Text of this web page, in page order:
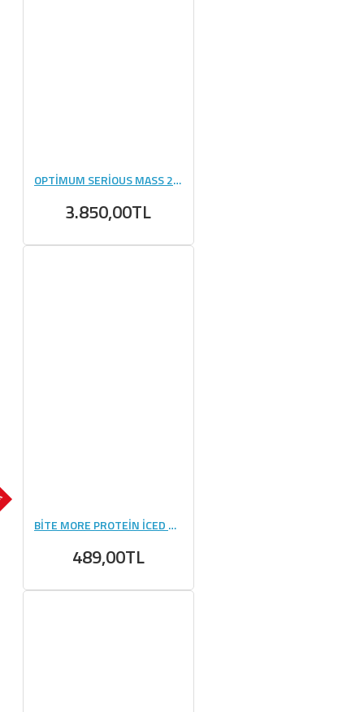
OPTİMUM SERİOUS MASS 2727 GR
3.850,00TL
BİTE MORE PROTEİN İCED COFFEE (33 GR) - 10 ADET
489,00TL